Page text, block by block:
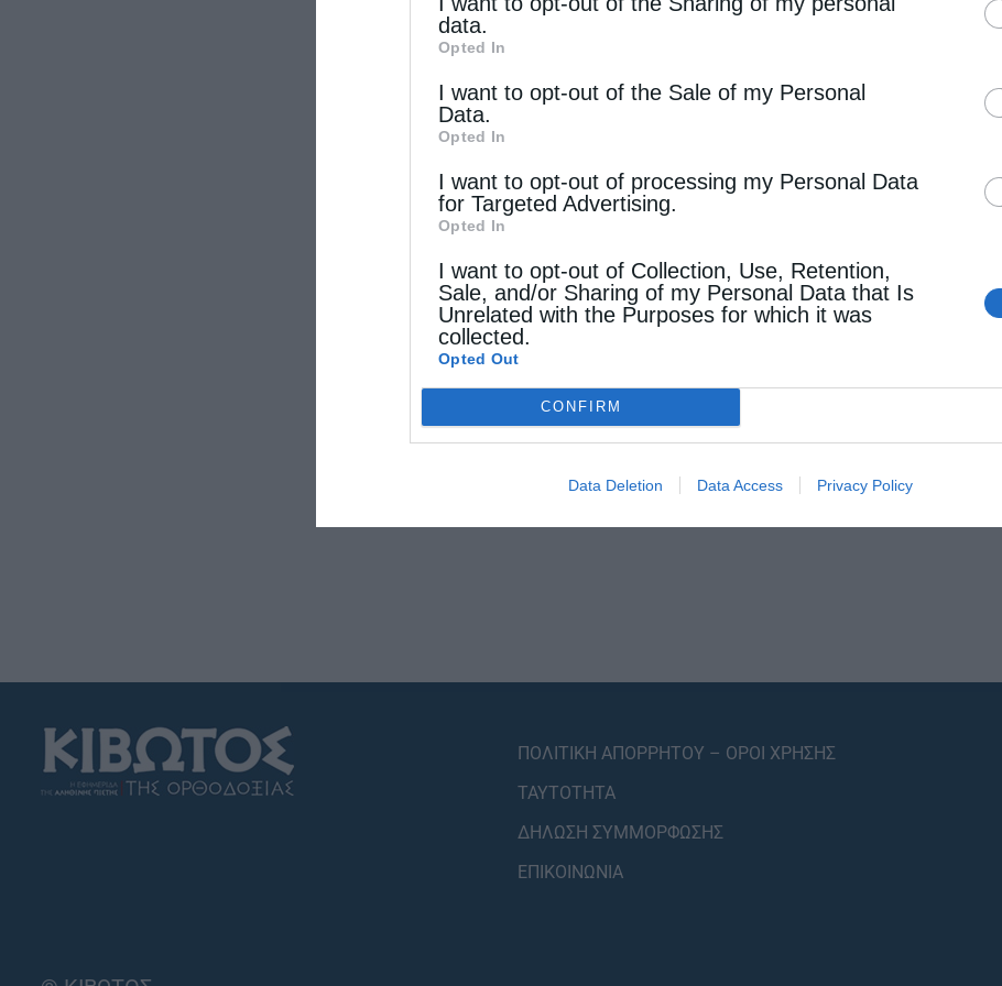
data.
Opted In
I want to opt-out of the Sale of my Personal
Data.
Opted In
I want to opt-out of processing my Personal Data
for Targeted Advertising.
Opted In
I want to opt-out of Collection, Use, Retention,
Sale, and/or Sharing of my Personal Data that Is
Unrelated with the Purposes for which it was
collected.
Opted Out
CONFIRM
Data Deletion Data Access Privacy Policy
ΠΟΛΙΤΙΚΗ ΑΠΟΡΡΗΤΟΥ – ΟΡΟΙ ΧΡΗΣΗΣ
ΤΑΥΤΟΤΗΤΑ
ΔΗΛΩΣΗ ΣΥΜΜΟΡΦΩΣΗΣ
ΕΠΙΚΟΙΝΩΝΙΑ